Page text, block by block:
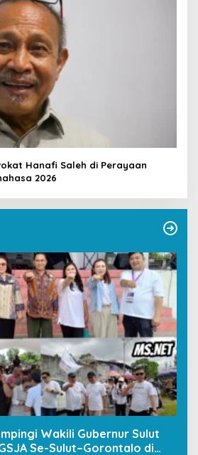
Hanafi Saleh di Perayaan
2026
Wakili Gubernur Sulut
Se-Sulut–Gorontalo di